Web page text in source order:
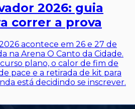
2026: guia
correr a prova
acontece em 26 e 27 de
na Arena O Canto da Cidade.
plano, o calor de fim de
pace e a retirada de kit para
está decidindo se inscrever.